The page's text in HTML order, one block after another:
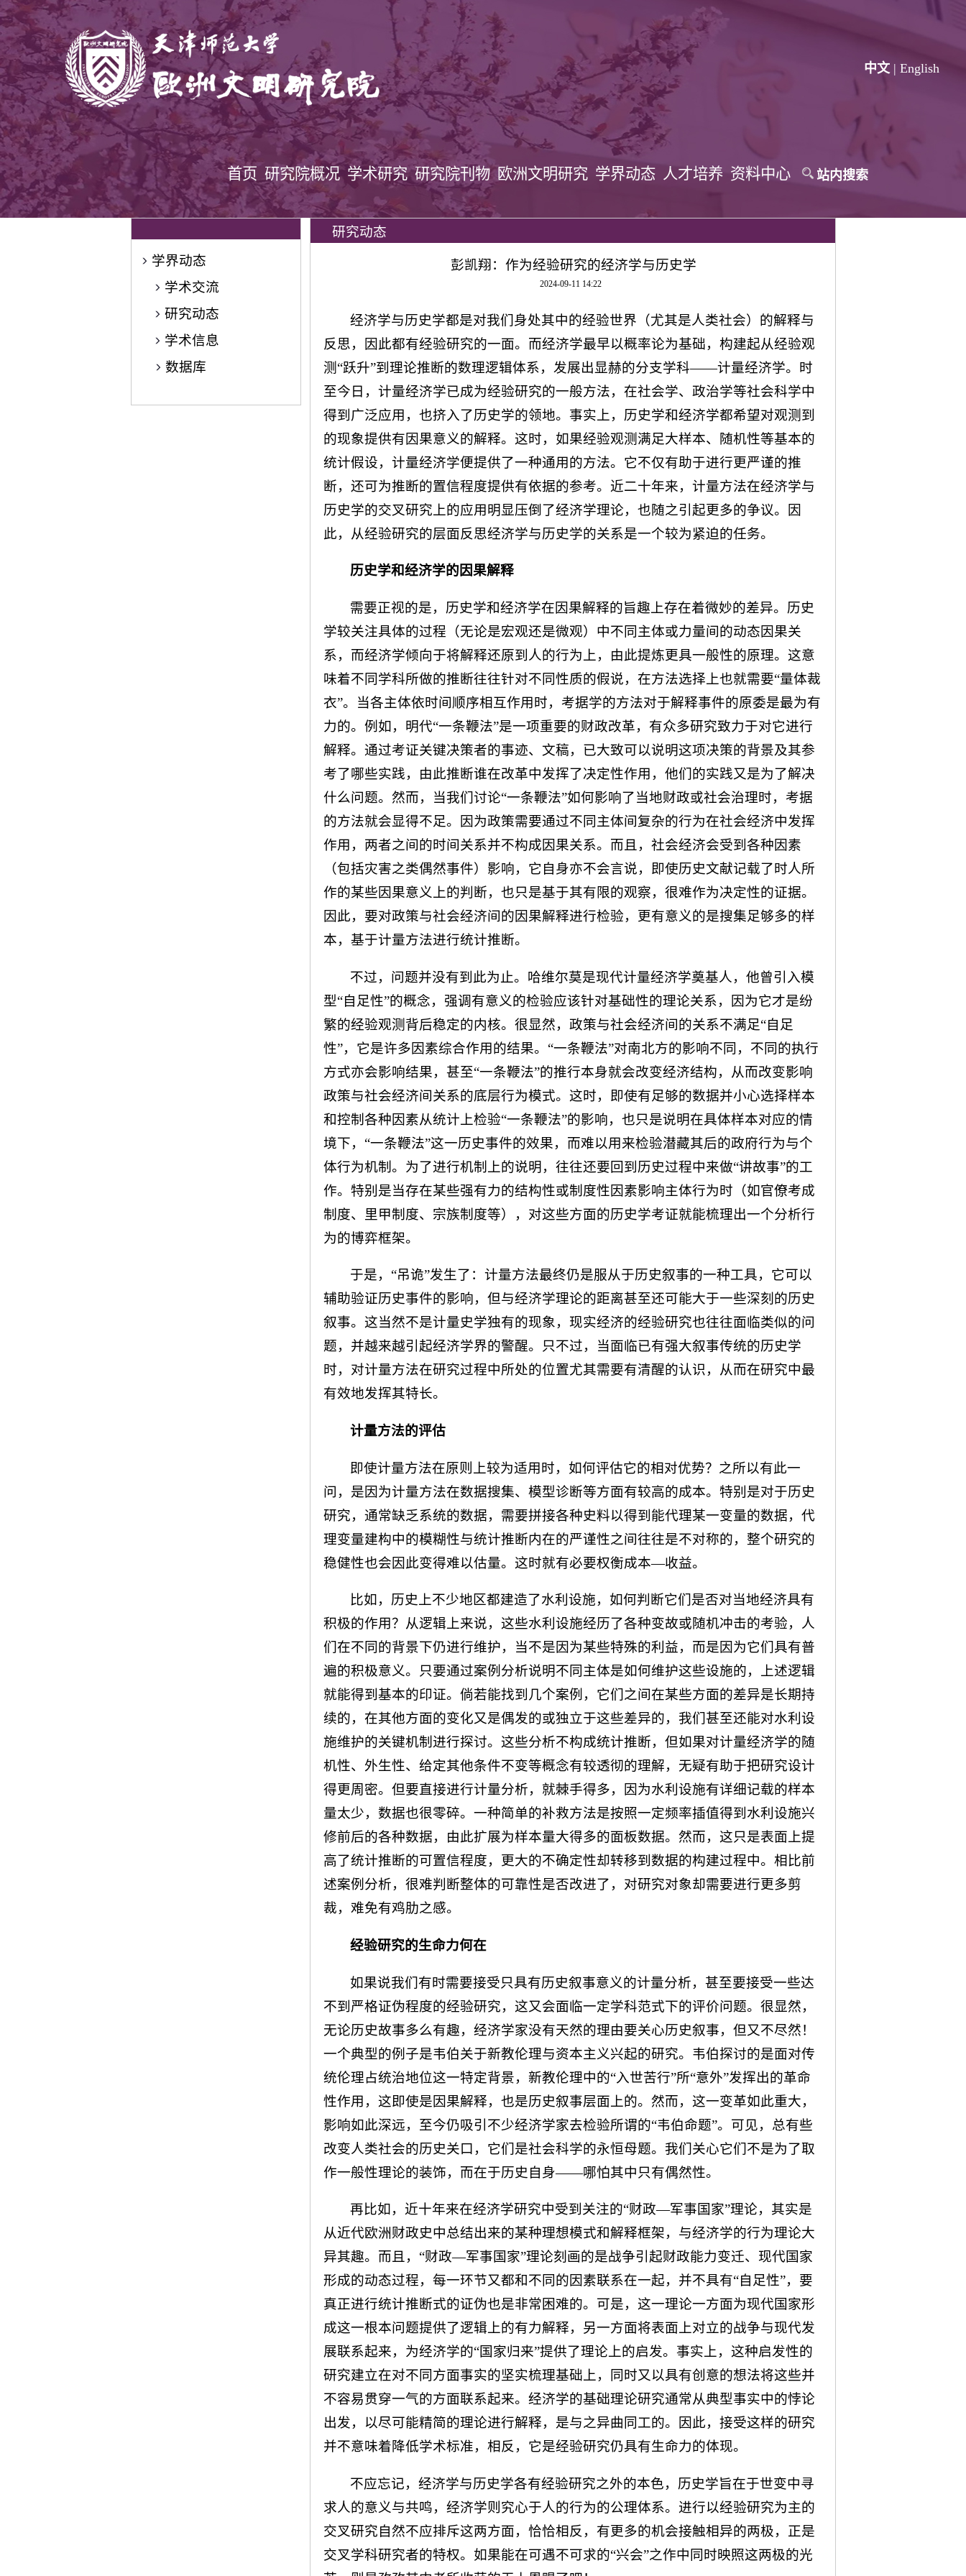
中文 | English
首页 研究院概况学术研究研究院刊物欧洲文明研究 学界动态 人才培养 资料中心 站内搜索
学界动态
学术交流
研究动态
学术信息
数据库
研究动态
彭凯翔：作为经验研究的经济学与历史学
2024-09-11 14:22
经济学与历史学都是对我们身处其中的经验世界（尤其是人类社会）的解释与
反思，因此都有经验研究的一面。而经济学最早以概率论为基础，构建起从经验观
测“跃升”到理论推断的数理逻辑体系，发展出显赫的分支学科——计量经济学。时
至今日，计量经济学已成为经验研究的一般方法，在社会学、政治学等社会科学中
得到广泛应用，也挤入了历史学的领地。事实上，历史学和经济学都希望对观测到
的现象提供有因果意义的解释。这时，如果经验观测满足大样本、随机性等基本的
统计假设，计量经济学便提供了一种通用的方法。它不仅有助于进行更严谨的推
断，还可为推断的置信程度提供有依据的参考。近二十年来，计量方法在经济学与
历史学的交叉研究上的应用明显压倒了经济学理论，也随之引起更多的争议。因
此，从经验研究的层面反思经济学与历史学的关系是一个较为紧迫的任务。
历史学和经济学的因果解释
需要正视的是，历史学和经济学在因果解释的旨趣上存在着微妙的差异。历史
学较关注具体的过程（无论是宏观还是微观）中不同主体或力量间的动态因果关
系，而经济学倾向于将解释还原到人的行为上，由此提炼更具一般性的原理。这意
味着不同学科所做的推断往往针对不同性质的假说，在方法选择上也就需要“量体裁
衣”。当各主体依时间顺序相互作用时，考据学的方法对于解释事件的原委是最为有
力的。例如，明代“一条鞭法”是一项重要的财政改革，有众多研究致力于对它进行
解释。通过考证关键决策者的事迹、文稿，已大致可以说明这项决策的背景及其参
考了哪些实践，由此推断谁在改革中发挥了决定性作用，他们的实践又是为了解决
什么问题。然而，当我们讨论“一条鞭法”如何影响了当地财政或社会治理时，考据
的方法就会显得不足。因为政策需要通过不同主体间复杂的行为在社会经济中发挥
作用，两者之间的时间关系并不构成因果关系。而且，社会经济会受到各种因素
（包括灾害之类偶然事件）影响，它自身亦不会言说，即使历史文献记载了时人所
作的某些因果意义上的判断，也只是基于其有限的观察，很难作为决定性的证据。
因此，要对政策与社会经济间的因果解释进行检验，更有意义的是搜集足够多的样
本，基于计量方法进行统计推断。
不过，问题并没有到此为止。哈维尔莫是现代计量经济学奠基人，他曾引入模
型“自足性”的概念，强调有意义的检验应该针对基础性的理论关系，因为它才是纷
繁的经验观测背后稳定的内核。很显然，政策与社会经济间的关系不满足“自足
性”，它是许多因素综合作用的结果。“一条鞭法”对南北方的影响不同，不同的执行
方式亦会影响结果，甚至“一条鞭法”的推行本身就会改变经济结构，从而改变影响
政策与社会经济间关系的底层行为模式。这时，即使有足够的数据并小心选择样本
和控制各种因素从统计上检验“一条鞭法”的影响，也只是说明在具体样本对应的情
境下，“一条鞭法”这一历史事件的效果，而难以用来检验潜藏其后的政府行为与个
体行为机制。为了进行机制上的说明，往往还要回到历史过程中来做“讲故事”的工
作。特别是当存在某些强有力的结构性或制度性因素影响主体行为时（如官僚考成
制度、里甲制度、宗族制度等），对这些方面的历史学考证就能梳理出一个分析行
为的博弈框架。
于是，“吊诡”发生了：计量方法最终仍是服从于历史叙事的一种工具，它可以
辅助验证历史事件的影响，但与经济学理论的距离甚至还可能大于一些深刻的历史
叙事。这当然不是计量史学独有的现象，现实经济的经验研究也往往面临类似的问
题，并越来越引起经济学界的警醒。只不过，当面临已有强大叙事传统的历史学
时，对计量方法在研究过程中所处的位置尤其需要有清醒的认识，从而在研究中最
有效地发挥其特长。
计量方法的评估
即使计量方法在原则上较为适用时，如何评估它的相对优势？之所以有此一
问，是因为计量方法在数据搜集、模型诊断等方面有较高的成本。特别是对于历史
研究，通常缺乏系统的数据，需要拼接各种史料以得到能代理某一变量的数据，代
理变量建构中的模糊性与统计推断内在的严谨性之间往往是不对称的，整个研究的
稳健性也会因此变得难以估量。这时就有必要权衡成本—收益。
比如，历史上不少地区都建造了水利设施，如何判断它们是否对当地经济具有
积极的作用？从逻辑上来说，这些水利设施经历了各种变故或随机冲击的考验，人
们在不同的背景下仍进行维护，当不是因为某些特殊的利益，而是因为它们具有普
遍的积极意义。只要通过案例分析说明不同主体是如何维护这些设施的，上述逻辑
就能得到基本的印证。倘若能找到几个案例，它们之间在某些方面的差异是长期持
续的，在其他方面的变化又是偶发的或独立于这些差异的，我们甚至还能对水利设
施维护的关键机制进行探讨。这些分析不构成统计推断，但如果对计量经济学的随
机性、外生性、给定其他条件不变等概念有较透彻的理解，无疑有助于把研究设计
得更周密。但要直接进行计量分析，就棘手得多，因为水利设施有详细记载的样本
量太少，数据也很零碎。一种简单的补救方法是按照一定频率插值得到水利设施兴
修前后的各种数据，由此扩展为样本量大得多的面板数据。然而，这只是表面上提
高了统计推断的可置信程度，更大的不确定性却转移到数据的构建过程中。相比前
述案例分析，很难判断整体的可靠性是否改进了，对研究对象却需要进行更多剪
裁，难免有鸡肋之感。
经验研究的生命力何在
如果说我们有时需要接受只具有历史叙事意义的计量分析，甚至要接受一些达
不到严格证伪程度的经验研究，这又会面临一定学科范式下的评价问题。很显然，
无论历史故事多么有趣，经济学家没有天然的理由要关心历史叙事，但又不尽然！
一个典型的例子是韦伯关于新教伦理与资本主义兴起的研究。韦伯探讨的是面对传
统伦理占统治地位这一特定背景，新教伦理中的“入世苦行”所“意外”发挥出的革命
性作用，这即使是因果解释，也是历史叙事层面上的。然而，这一变革如此重大，
影响如此深远，至今仍吸引不少经济学家去检验所谓的“韦伯命题”。可见，总有些
改变人类社会的历史关口，它们是社会科学的永恒母题。我们关心它们不是为了取
作一般性理论的装饰，而在于历史自身——哪怕其中只有偶然性。
再比如，近十年来在经济学研究中受到关注的“财政—军事国家”理论，其实是
从近代欧洲财政史中总结出来的某种理想模式和解释框架，与经济学的行为理论大
异其趣。而且，“财政—军事国家”理论刻画的是战争引起财政能力变迁、现代国家
形成的动态过程，每一环节又都和不同的因素联系在一起，并不具有“自足性”，要
真正进行统计推断式的证伪也是非常困难的。可是，这一理论一方面为现代国家形
成这一根本问题提供了逻辑上的有力解释，另一方面将表面上对立的战争与现代发
展联系起来，为经济学的“国家归来”提供了理论上的启发。事实上，这种启发性的
研究建立在对不同方面事实的坚实梳理基础上，同时又以具有创意的想法将这些并
不容易贯穿一气的方面联系起来。经济学的基础理论研究通常从典型事实中的悖论
出发，以尽可能精简的理论进行解释，是与之异曲同工的。因此，接受这样的研究
并不意味着降低学术标准，相反，它是经验研究仍具有生命力的体现。
不应忘记，经济学与历史学各有经验研究之外的本色，历史学旨在于世变中寻
求人的意义与共鸣，经济学则究心于人的行为的公理体系。进行以经验研究为主的
交叉研究自然不应排斥这两方面，恰恰相反，有更多的机会接触相异的两极，正是
交叉学科研究者的特权。如果能在可遇不可求的“兴会”之作中同时映照这两极的光